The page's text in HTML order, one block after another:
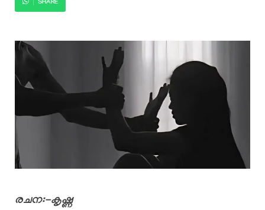
SHARE
രചന:-കൃഷ്ണ